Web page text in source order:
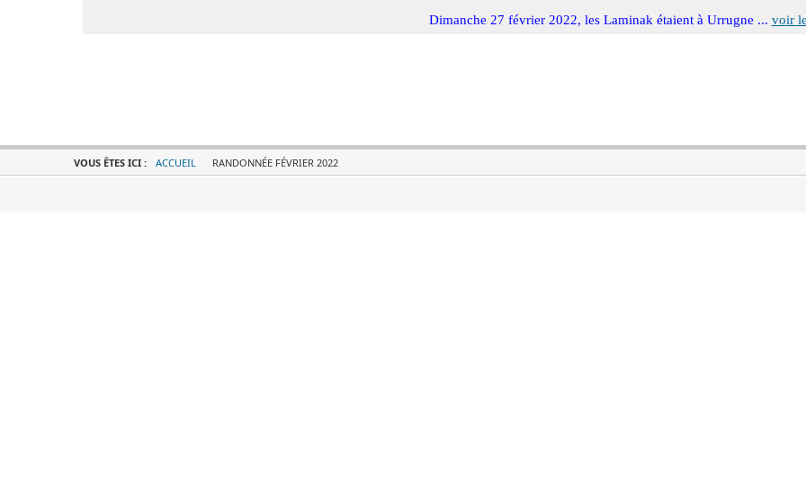
Dimanche 27 février 2022, les Laminak étaient à Urrugne ... voir
VOUS ÊTES ICI : ACCUEIL RANDONNÉE FÉVRIER 2022